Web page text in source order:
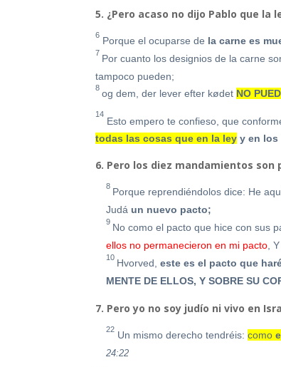
5. ¿Pero acaso no dijo Pablo que la
6 Porque el ocuparse de la carne es
7 Por cuanto los designios de la carne
tampoco pueden;
8 og dem, der lever efter kødet NO
14
Esto empero te confieso, que
todas las cosas que en la ley y en
6. Pero los diez mandamientos son
8 Porque reprendiéndolos dice: He
Judá un nuevo pacto;
9 No como el pacto que hice con sus
ellos no permanecieron en mi pacto
10 Hvorved,este es el pacto que
MENTE DE ELLOS, Y SOBRE SU
7. Pero yo no soy judío ni vivo en
22 Un mismo derecho tendréis:como
24:22